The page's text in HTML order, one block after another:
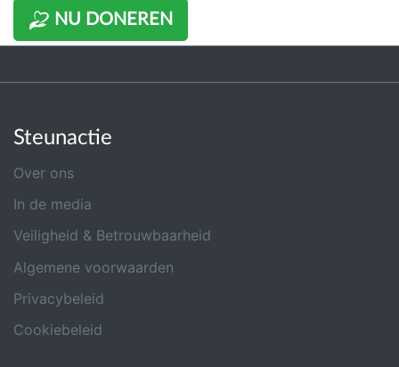
NU DONEREN
Steunactie
Over ons
In de media
Veiligheid & Betrouwbaarheid
Algemene voorwaarden
Privacybeleid
Cookiebeleid